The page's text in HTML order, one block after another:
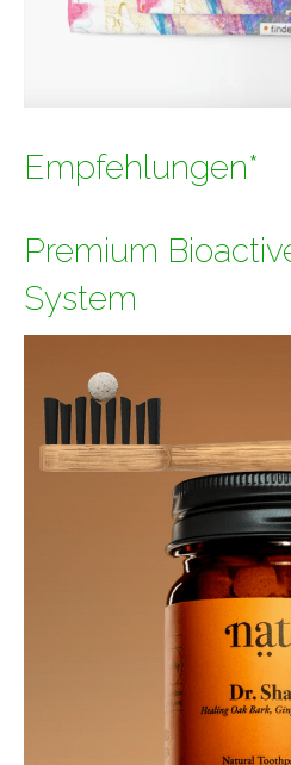
Empfehlungen*
Premium
System